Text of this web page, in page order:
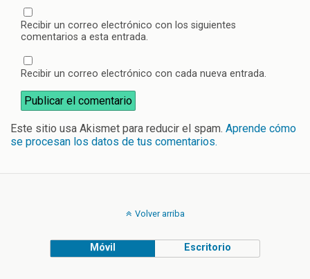
Recibir un correo electrónico con los siguientes
comentarios a esta entrada.
Recibir un correo electrónico con cada nueva entrada.
Este sitio usa Akismet para reducir el spam. Aprende cómo
se procesan los datos de tus comentarios.
Volver arriba
Móvil Escritorio